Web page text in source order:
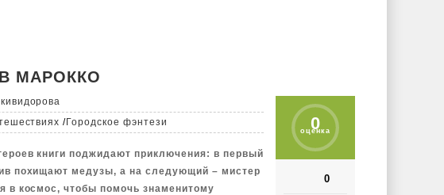
МАРОККО
0
оценка
0
/Городское фэнтези
книги поджидают приключения: в первый
похищают медузы, а на следующий – мистер
в космос, чтобы помочь знаменитому